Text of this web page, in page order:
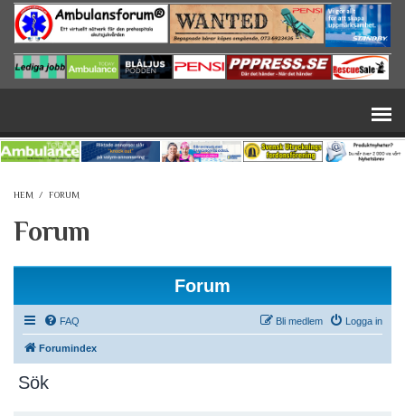
Hoppa till huvudinnehåll
HEM / FORUM
Forum